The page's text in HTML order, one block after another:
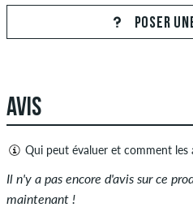
POSER
AVIS
Qui peut évaluer et comment les
Seules les personnes ayant un
peuvent créer des avis. Ceux-ci
Il n'y a pas encore d'avis sur ce
maintenant !